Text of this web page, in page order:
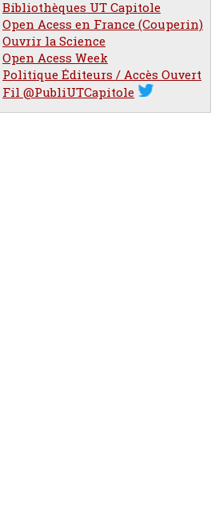
Bibliothèques UT Capitole
Open Acess en France (Couperin)
Ouvrir la Science
Open Acess Week
Politique Éditeurs / Accès Ouvert
Fil @PubliUTCapitole